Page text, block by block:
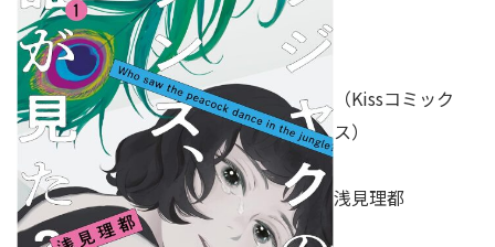
（Kissコミック
ス）
浅見理都